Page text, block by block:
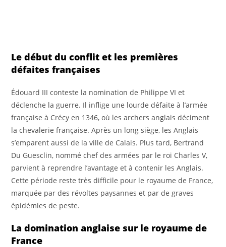
Le début du conflit et les premières
défaites françaises
Édouard III conteste la nomination de Philippe VI et
déclenche la guerre. Il inflige une lourde défaite à l’armée
française à Crécy en 1346, où les archers anglais déciment
la chevalerie française. Après un long siège, les Anglais
s’emparent aussi de la ville de Calais. Plus tard, Bertrand
Du Guesclin, nommé chef des armées par le roi Charles V,
parvient à reprendre l’avantage et à contenir les Anglais.
Cette période reste très difficile pour le royaume de France,
marquée par des révoltes paysannes et par de graves
épidémies de peste.
La domination anglaise sur le royaume de
France